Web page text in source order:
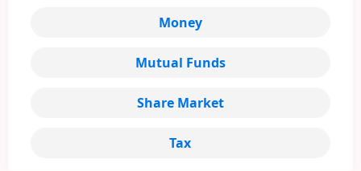
Money
Mutual Funds
Share Market
Tax